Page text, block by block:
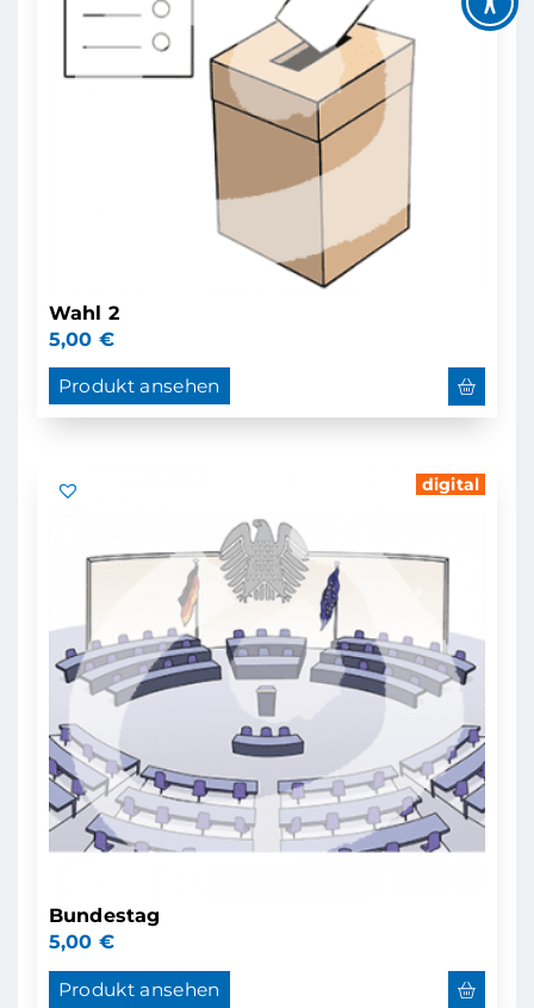
Wahl 2
5,00 €
Produkt ansehen
digital
Bundestag
5,00 €
Produkt ansehen